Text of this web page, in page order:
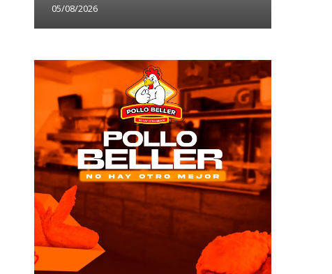
05/08/2026